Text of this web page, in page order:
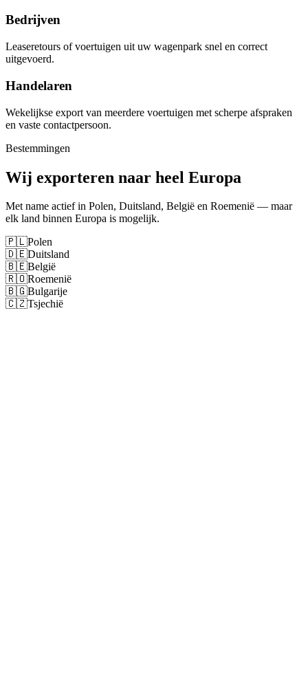
Bedrijven
Leaseretours of voertuigen uit uw wagenpark snel en correct
uitgevoerd.
Handelaren
Wekelijkse export van meerdere voertuigen met scherpe afspraken
en vaste contactpersoon.
Bestemmingen
Wij exporteren naar heel Europa
Met name actief in Polen, Duitsland, België en Roemenië — maar
elk land binnen Europa is mogelijk.
🇵🇱Polen
🇩🇪Duitsland
🇧🇪België
🇷🇴Roemenië
🇧🇬Bulgarije
🇨🇿Tsjechië